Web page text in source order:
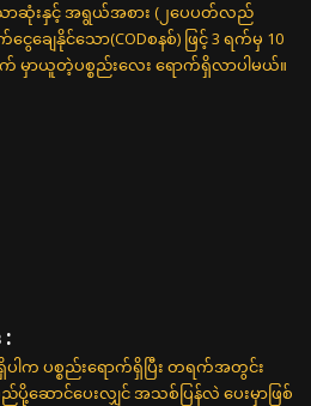
ဆုံးနှင့် အရွယ်အစား (၂ပေပတ်လည်
ငွေချေနိုင်သော(CODစနစ်) ဖြင့် 3 ရက်မှ 10
ာယူတဲ့ပစ္စည်းလေး ရောက်ရှိလာပါမယ်။
:
ါက ပစ္စည်းရောက်ရှိပြီး တရက်အတွင်း
ည်ပို့ဆောင်ပေးလျှင် အသစ်ပြန်လဲ ပေးမှာဖြစ်